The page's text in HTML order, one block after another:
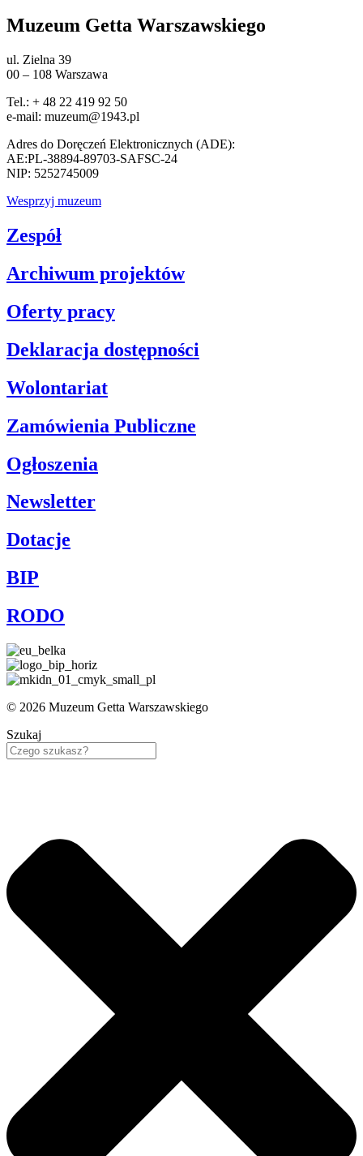
Muzeum Getta Warszawskiego
ul. Zielna 39
00 – 108 Warszawa
Tel.: + 48 22 419 92 50
e-mail: muzeum@1943.pl
Adres do Doręczeń Elektronicznych (ADE):
AE:PL-38894-89703-SAFSC-24
NIP: 5252745009
Wesprzyj muzeum
Zespół
Archiwum projektów
Oferty pracy
Deklaracja dostępności
Wolontariat
Zamówienia Publiczne
Ogłoszenia
Newsletter
Dotacje
BIP
RODO
© 2026 Muzeum Getta Warszawskiego
Szukaj